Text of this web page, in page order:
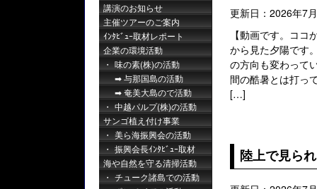
更新日：2026年7
【動画です。コ
から見た夕陽です
の方向も変わって
間の酷暑とは打っ
[…]
陸上で見ら
講演のお知らせ
主催ツアーのご案内
ｲﾝﾀﾋﾞｭｰ取材レポート
企業の環境活動
味の素(株)の活動
与那国島の活動
奄美大島ので活動
中越パルプ(株)の活動
サンゴ植え付け事業
美ら海振興会の活動
振興会長ｲﾝﾀﾋﾞｭｰ取材
海や自然を守る清掃活動
チューク諸島での活動